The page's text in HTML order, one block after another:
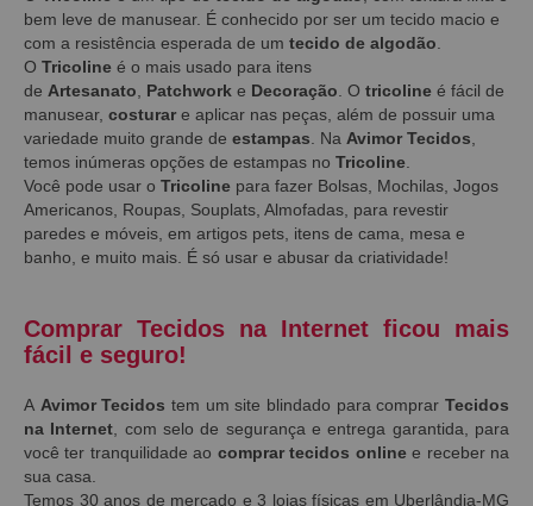
bem leve de manusear. É conhecido por ser um tecido macio e
com a resistência esperada de um tecido de algodão
O Tricoline é o mais usado para itens
de Artesanato Patchwork e Decoração . O tricoline é fácil de
manusear, costurar e aplicar nas peças, além de possuir uma
variedade muito grande de estampas . Na Avimor Tecidos
temos inúmeras opções de estampas no Tricoline
Você pode usar o Tricoline para fazer Bolsas, Mochilas, Jogos
Americanos, Roupas, Souplats, Almofadas, para revestir
paredes e móveis, em artigos pets, itens de cama, mesa e
banho, e muito mais. É só usar e abusar da criatividade!
Comprar Tecidos na Internet ficou mais
fácil e seguro!
A Avimor Tecidos tem um site blindado para comprarTecidos
na Internet , com selo de segurança e entrega garantida, para
você ter tranquilidade ao comprar tecidos onlinee receber na
sua casa.
Temos 30 anos de mercado e 3 lojas físicas em Uberlândia-MG